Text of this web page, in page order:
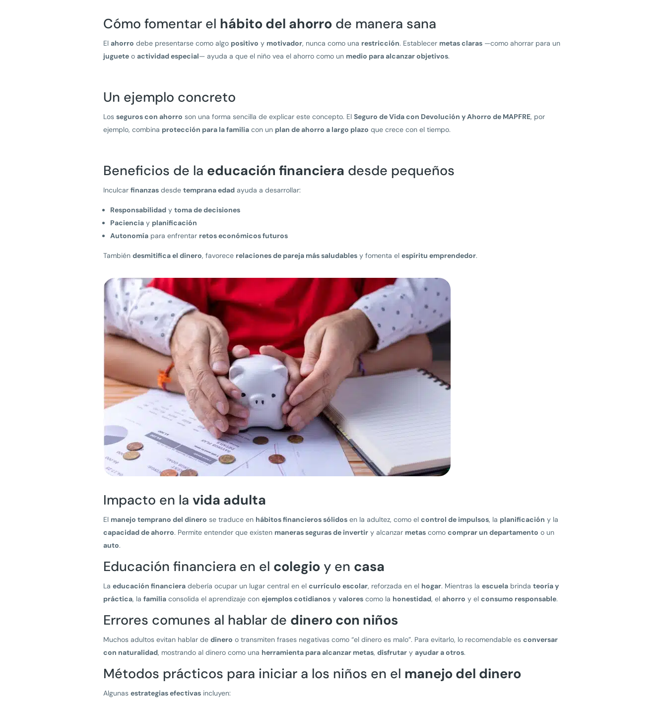
Cómo fomentar el hábito del ahorro de manera sana
El ahorro debe presentarse como algo positivo y motivador, nunca como una restricción. Establecer metas claras —como ahorrar para un
juguete o actividad especial— ayuda a que el niño vea el ahorro como un medio para alcanzar objetivos.
Un ejemplo concreto
Los seguros con ahorro son una forma sencilla de explicar este concepto. El Seguro de Vida con Devolución y Ahorro de MAPFRE, por
ejemplo, combina protección para la familia con un plan de ahorro a largo plazo que crece con el tiempo.
Beneficios de la educación financiera desde pequeños
Inculcar finanzas desde temprana edad ayuda a desarrollar:
Responsabilidad y toma de decisiones
Paciencia y planificación
Autonomía para enfrentar retos económicos futuros
También desmitifica el dinero, favorece relaciones de pareja más saludables y fomenta el espíritu emprendedor.
Impacto en la vida adulta
El manejo temprano del dinero se traduce en hábitos financieros sólidos en la adultez, como el control de impulsos, la planificación y la
capacidad de ahorro. Permite entender que existen maneras seguras de invertir y alcanzar metas como comprar un departamento o un
auto.
Educación financiera en el colegio y en casa
La educación financiera debería ocupar un lugar central en el currículo escolar, reforzada en el hogar. Mientras la escuela brinda teoría y
práctica, la familia consolida el aprendizaje con ejemplos cotidianos y valores como la honestidad, el ahorro y el consumo responsable.
Errores comunes al hablar de dinero con niños
Muchos adultos evitan hablar de dinero o transmiten frases negativas como “el dinero es malo”. Para evitarlo, lo recomendable es conversar
con naturalidad, mostrando al dinero como una herramienta para alcanzar metas, disfrutar y ayudar a otros.
Métodos prácticos para iniciar a los niños en el manejo del dinero
Algunas estrategias efectivas incluyen: